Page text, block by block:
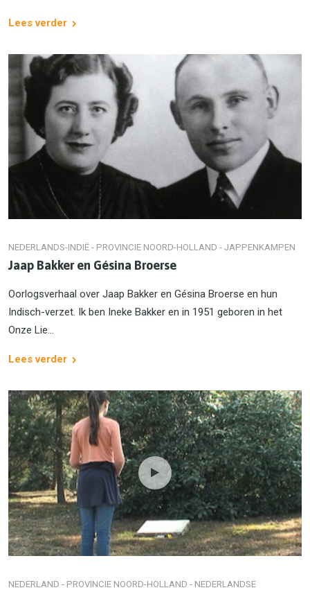
Lees verder
NEDERLANDS-INDIË - PROVINCIE NOORD-HOLLAND - JAPPENKAMPEN
Jaap Bakker en Gésina Broerse
Oorlogsverhaal over Jaap Bakker en Gésina Broerse en hun
Indisch-verzet. Ik ben Ineke Bakker en in 1951 geboren in het
Onze Lie...
Lees verder
NEDERLAND - PROVINCIE NOORD-HOLLAND - NEDERLANDSE